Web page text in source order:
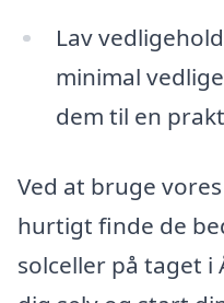
Lav
minimal
dem til en
Ved at bruge
hurtigt finde de
solceller på taget i